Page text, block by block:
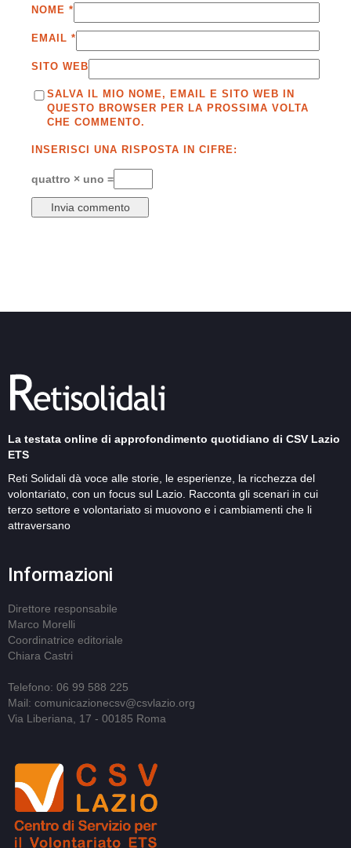
NOME *
EMAIL *
SITO WEB
SALVA IL MIO NOME, EMAIL E SITO WEB IN
QUESTO BROWSER PER LA PROSSIMA VOLTA
CHE COMMENTO.
INSERISCI UNA RISPOSTA IN CIFRE:
quattro × uno =
La testata online di approfondimento quotidiano di CSV Lazio
ETS
Reti Solidali dà voce alle storie, le esperienze, la ricchezza del
volontariato, con un focus sul Lazio. Racconta gli scenari in cui
terzo settore e volontariato si muovono e i cambiamenti che li
attraversano
Informazioni
Direttore responsabile
Marco Morelli
Coordinatrice editoriale
Chiara Castri
Telefono: 06 99 588 225
Mail: comunicazionecsv@csvlazio.org
Via Liberiana, 17 - 00185 Roma